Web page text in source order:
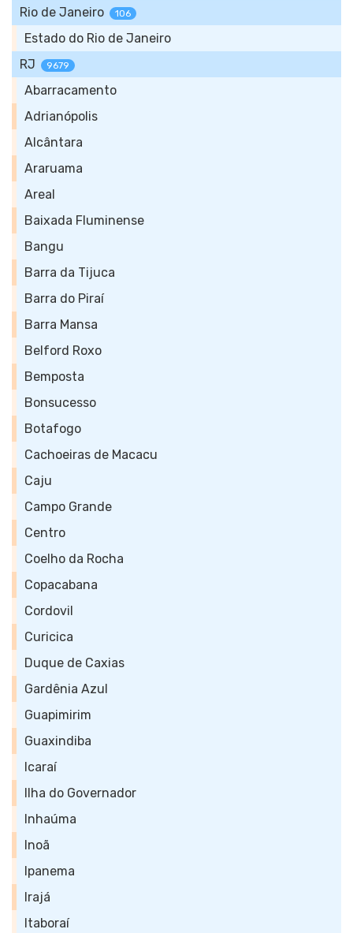
Rio de Janeiro
106
Estado do Rio de Janeiro
RJ
9679
Abarracamento
Adrianópolis
Alcântara
Araruama
Areal
Baixada Fluminense
Bangu
Barra da Tijuca
Barra do Piraí
Barra Mansa
Belford Roxo
Bemposta
Bonsucesso
Botafogo
Cachoeiras de Macacu
Caju
Campo Grande
Centro
Coelho da Rocha
Copacabana
Cordovil
Curicica
Duque de Caxias
Gardênia Azul
Guapimirim
Guaxindiba
Icaraí
Ilha do Governador
Inhaúma
Inoã
Ipanema
Irajá
Itaboraí